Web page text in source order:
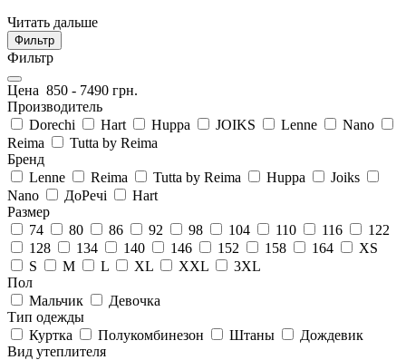
Читать дальше
Фильтр
Фильтр
Цена 850 - 7490 грн.
Производитель
Dorechi
Hart Huppa JOIKS Lenne
Nano
Reima
Tutta by Reima
Бренд
Lenne
Reima Tutta by Reima Huppa
Joiks
Nano
ДоРечі
Hart
Размер
74
80 86 92 98 104 110 116
122
128
134 140 146 152 158 164
XS
S
M L XL XXL
3XL
Пол
Мальчик
Девочка
Тип одежды
Куртка
Полукомбинезон Штаны
Дождевик
Вид утеплителя